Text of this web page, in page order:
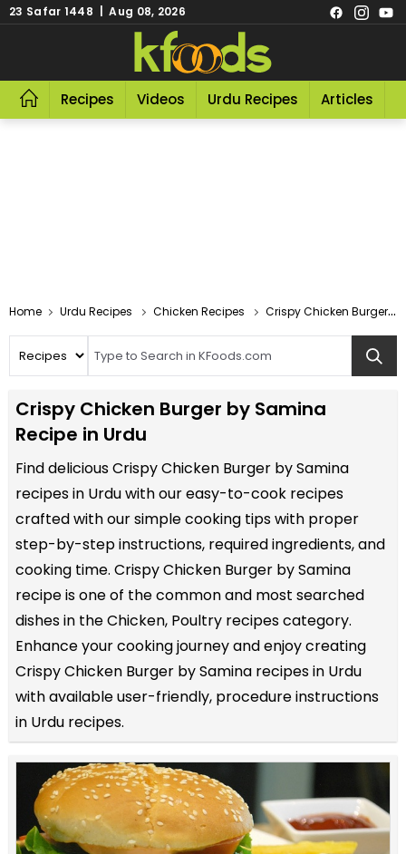
23 Safar 1448 | Aug 08, 2026
Recipes Videos Urdu Recipes Articles
Home Urdu Recipes Chicken Recipes Crispy Chicken Burger By Samina Recipe In Urdu
Crispy Chicken Burger by Samina
Recipe in Urdu
Find delicious Crispy Chicken Burger by Samina
recipes in Urdu with our easy-to-cook recipes
crafted with our simple cooking tips with proper
step-by-step instructions, required ingredients, and
cooking time. Crispy Chicken Burger by Samina
recipe is one of the common and most searched
dishes in the Chicken, Poultry recipes category.
Enhance your cooking journey and enjoy creating
Crispy Chicken Burger by Samina recipes in Urdu
with available user-friendly, procedure instructions
in Urdu recipes.